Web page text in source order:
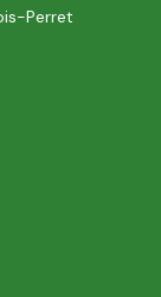
Perret